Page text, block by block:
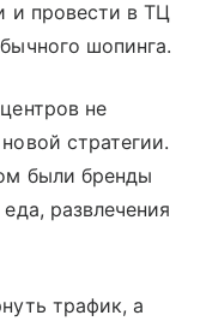
и провести в ТЦ
шопинга.
не
стратегии.
были бренды
развлечения
трафик, а